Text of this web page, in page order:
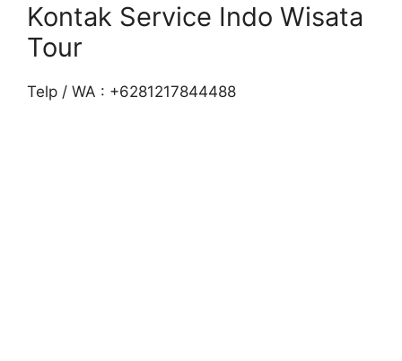
Kontak Service Indo Wisata
Tour
Telp / WA : +6281217844488